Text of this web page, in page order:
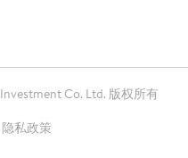
Co. Ltd. 版权所有
隐私政策